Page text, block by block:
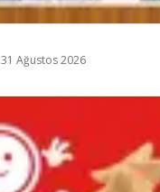
31 Ağustos 2026